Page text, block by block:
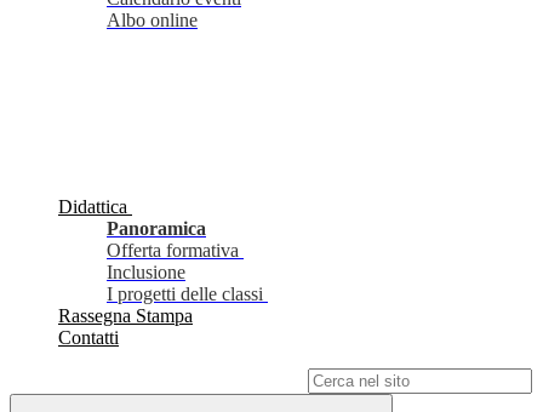
Albo online
Didattica
Panoramica
Offerta formativa
Inclusione
I progetti delle classi
Rassegna Stampa
Contatti